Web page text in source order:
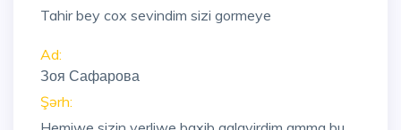
Tahir bey cox sevindim sizi gormeye
Ad:
Зоя Сафарова
Şərh: